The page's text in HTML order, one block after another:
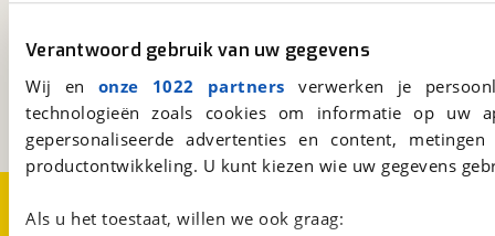
Verantwoord gebruik van uw gegevens
Wij en onze 1022 partners verwerken je
technologieën zoals cookies om informatie op
gepersonaliseerde advertenties en content,
productontwikkeling. U kunt kiezen wie uw gegevens
Als u het toestaat, willen we ook graag:
Kosterijland15
Bunnik
Een initiatief van
BOVAG
CookievoorkeurenVacatures